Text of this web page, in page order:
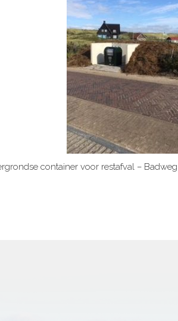
container voor restafval –